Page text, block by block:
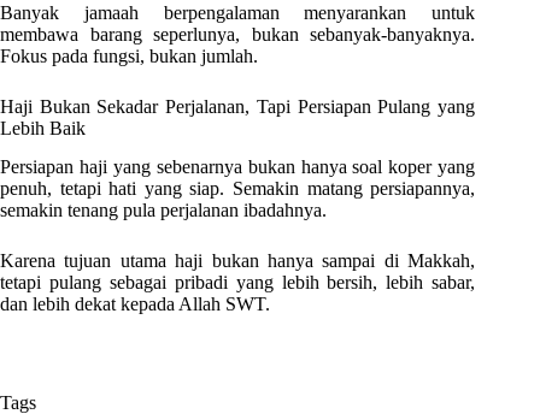
Banyak jamaah berpengalaman menyarankan untuk
membawa barang seperlunya, bukan sebanyak-banyaknya.
Fokus pada fungsi, bukan jumlah.
Haji Bukan Sekadar Perjalanan, Tapi Persiapan Pulang yang
Lebih Baik
Persiapan haji yang sebenarnya bukan hanya soal koper yang
penuh, tetapi hati yang siap. Semakin matang persiapannya,
semakin tenang pula perjalanan ibadahnya.
Karena tujuan utama haji bukan hanya sampai di Makkah,
tetapi pulang sebagai pribadi yang lebih bersih, lebih sabar,
dan lebih dekat kepada Allah SWT.
Tags